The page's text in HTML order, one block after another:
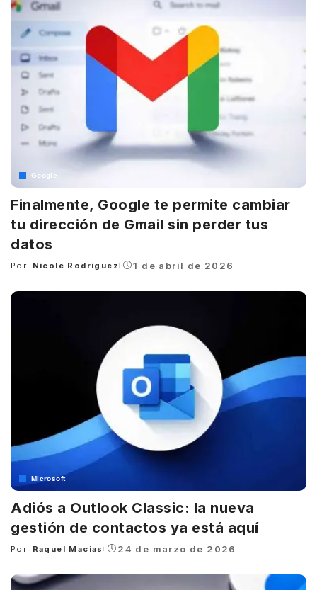
Google
Finalmente, Google te permite cambiar
tu dirección de Gmail sin perder tus
datos
Posted
Por: Nicole Rodríguez 1 de abril de 2026
Microsoft
Adiós a Outlook Classic: la nueva
gestión de contactos ya está aquí
Posted
Por: Raquel Macias 24 de marzo de 2026